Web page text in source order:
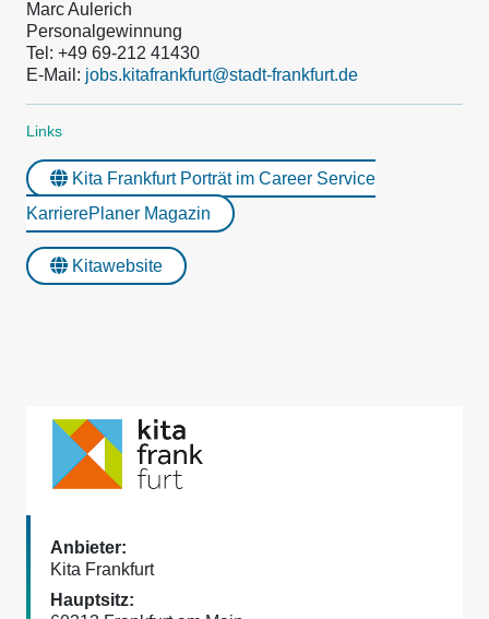
Marc Aulerich
Personalgewinnung
Tel: +49 69-212 41430
E-Mail: jobs.kitafrankfurt@stadt-frankfurt.de
Links
Kita Frankfurt Porträt im Career Service
KarrierePlaner Magazin
Kitawebsite
Kita Frankfurt